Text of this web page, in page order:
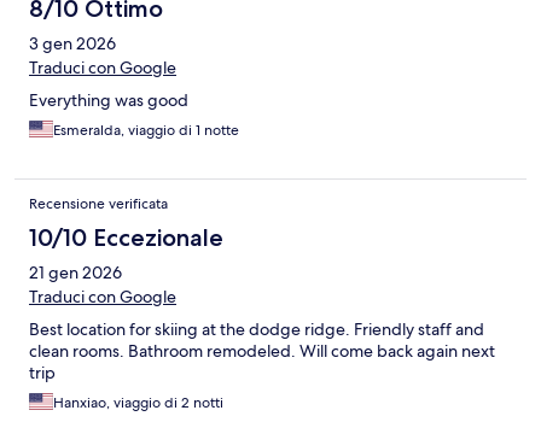
8/10 Ottimo
3 gen 2026
Traduci con Google
Everything was good
Esmeralda, viaggio di 1 notte
Recensione verificata
10/10 Eccezionale
21 gen 2026
Traduci con Google
Best location for skiing at the dodge ridge. Friendly staff and
clean rooms. Bathroom remodeled. Will come back again next
trip
Hanxiao, viaggio di 2 notti